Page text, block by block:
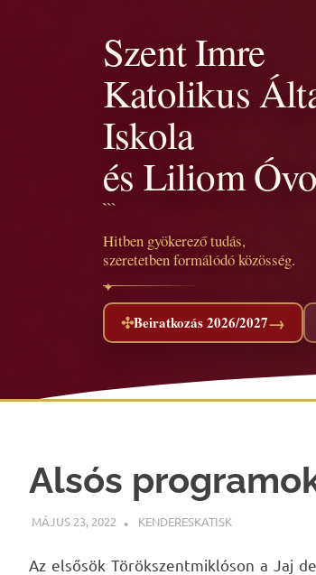
Szent Imre
Katolikus
Iskola
és Liliom
```
Hitben gyökerező tudás,
szeretetben formálódó közösség.
✣Beiratkozás 2026/2027→
Alsós
MÁJUS 23, 2022 KENDERESKATISKUNCATEGORIZED
Az elsősök Törökszentmiklóson a Jaj